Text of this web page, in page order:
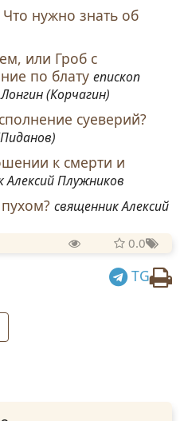
нужно знать об
или Гроб с
по блату епископ
(Корчагин)
суеверий?
к смерти и
Алексий Плужников
священник Алексий
0.0
TG